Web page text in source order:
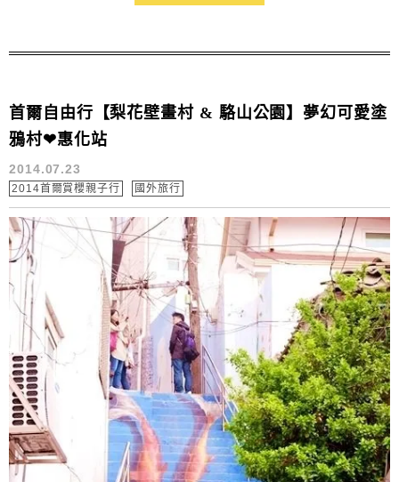
我一直對於人蔘雞都沒好印象~~ 韓國呀..果然也是個美食
首爾自由行【梨花壁畫村 & 駱山公園】夢幻可愛塗
鴉村❤惠化站
2014.07.23
2014首爾賞櫻親子行 國外旅行